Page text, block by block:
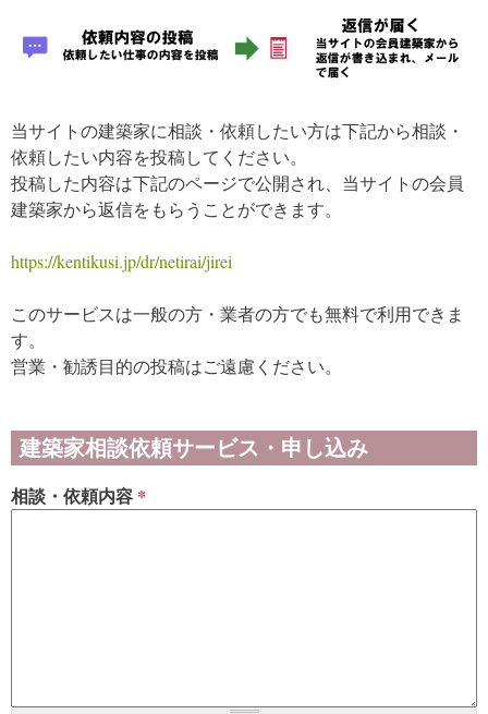
当サイトの建築家に相談・依頼したい方は下記から相談・
依頼したい内容を投稿してください。
投稿した内容は下記のページで公開され、当サイトの会員
建築家から返信をもらうことができます。
https://kentikusi.jp/dr/netirai/jirei
このサービスは一般の方・業者の方でも無料で利用できま
す。
営業・勧誘目的の投稿はご遠慮ください。
建築家相談依頼サービス・申し込み
相談・依頼内容 *